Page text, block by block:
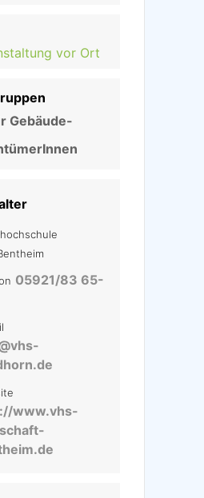
vor Ort
Gebäude-
05921/83 65-
www.vhs-